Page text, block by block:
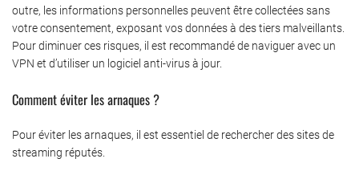
outre, les informations personnelles peuvent être collectées sans
votre consentement, exposant vos données à des tiers malveillants.
Pour diminuer ces risques, il est recommandé de naviguer avec un
VPN et d’utiliser un logiciel anti-virus à jour.
Comment éviter les arnaques ?
Pour éviter les arnaques, il est essentiel de rechercher des sites de
streaming réputés.